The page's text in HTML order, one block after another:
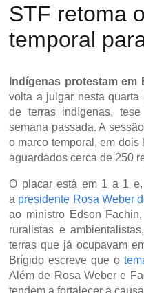
STF retoma
temporal
Indígenas protestam em
volta a julgar nesta quarta
de terras indígenas,
semana passada. A
o marco temporal, em
aguardados cerca de 250
O placar está em 1 a 1
a presidente Rosa Weber
ao ministro Edson
ruralistas e
terras que já ocupavam
Brígido escreve que o
Além de Rosa Weber e
tendem a fortalecer a